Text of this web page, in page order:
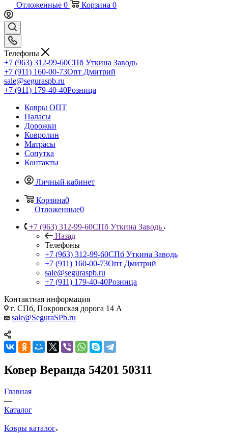
Отложенные 0 Корзина 0
Телефоны
+7 (963) 312-99-60СПб Уткина Заводь
+7 (911) 160-00-73Опт Дмитрий
sale@seguraspb.ru
+7 (911) 179-40-40Розница
Ковры ОПТ
Паласы
Дорожки
Ковролин
Матрасы
Сопутка
Контакты
Личный кабинет
Корзина0
Отложенные0
+7 (963) 312-99-60СПб Уткина Заводь
Назад
Телефоны
+7 (963) 312-99-60СПб Уткина Заводь
+7 (911) 160-00-73Опт Дмитрий
sale@seguraspb.ru
+7 (911) 179-40-40Розница
Контактная информация
г. СПб, Покровская дорога 14 А
sale@SeguraSPb.ru
Ковер Веранда 54201 50311
Главная
—
Каталог
—
Ковры каталог